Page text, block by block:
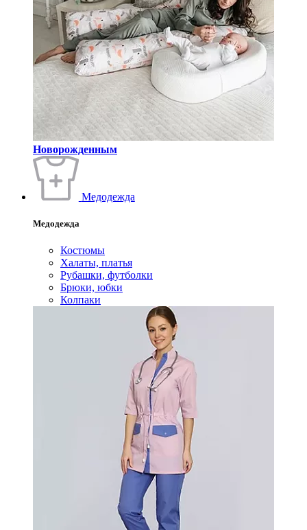
Новорожденным
Медодежда
Медодежда
Костюмы
Халаты, платья
Рубашки, футболки
Брюки, юбки
Колпаки